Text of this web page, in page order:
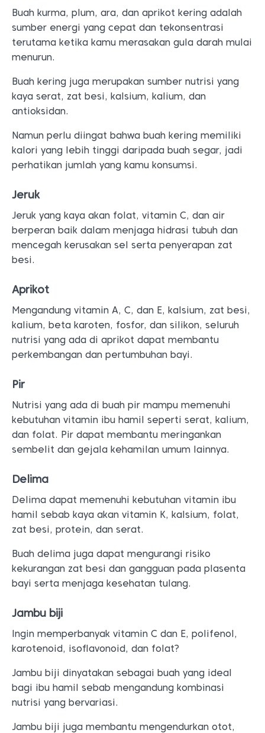
Buah kurma, plum, ara, dan aprikot kering adalah
sumber energi yang cepat dan tekonsentrasi
terutama ketika kamu merasakan gula darah mulai
menurun.
Buah kering juga merupakan sumber nutrisi yang
kaya serat, zat besi, kalsium, kalium, dan
antioksidan.
Namun perlu diingat bahwa buah kering memiliki
kalori yang lebih tinggi daripada buah segar, jadi
perhatikan jumlah yang kamu konsumsi.
Jeruk
Jeruk yang kaya akan folat, vitamin C, dan air
berperan baik dalam menjaga hidrasi tubuh dan
mencegah kerusakan sel serta penyerapan zat
besi.
Aprikot
Mengandung vitamin A, C, dan E, kalsium, zat besi,
kalium, beta karoten, fosfor, dan silikon, seluruh
nutrisi yang ada di aprikot dapat membantu
perkembangan dan pertumbuhan bayi.
Pir
Nutrisi yang ada di buah pir mampu memenuhi
kebutuhan vitamin ibu hamil seperti serat, kalium,
dan folat. Pir dapat membantu meringankan
sembelit dan gejala kehamilan umum lainnya.
Delima
Delima dapat memenuhi kebutuhan vitamin ibu
hamil sebab kaya akan vitamin K, kalsium, folat,
zat besi, protein, dan serat.
Buah delima juga dapat mengurangi risiko
kekurangan zat besi dan gangguan pada plasenta
bayi serta menjaga kesehatan tulang.
Jambu biji
Ingin memperbanyak vitamin C dan E, polifenol,
karotenoid, isoflavonoid, dan folat?
Jambu biji dinyatakan sebagai buah yang ideal
bagi ibu hamil sebab mengandung kombinasi
nutrisi yang bervariasi.
Jambu biji juga membantu mengendurkan otot,